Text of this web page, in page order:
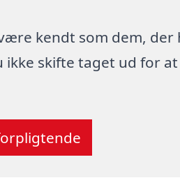
kendt som dem,
ikke skifte taget ud for